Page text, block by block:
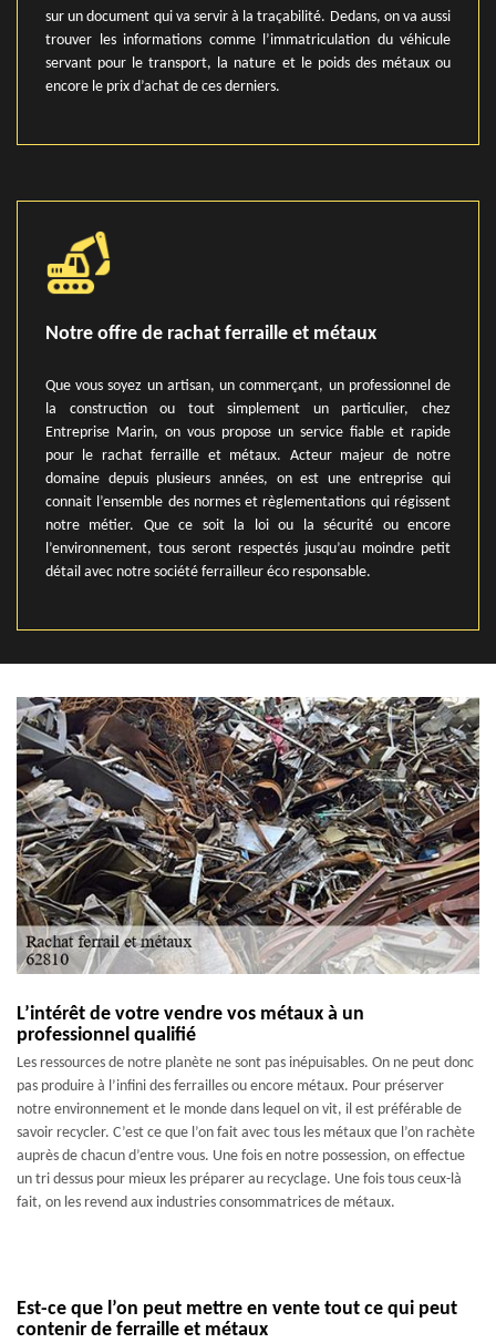
sur un document qui va servir à la traçabilité. Dedans, on va aussi
trouver les informations comme l’immatriculation du véhicule
servant pour le transport, la nature et le poids des métaux ou
encore le prix d’achat de ces derniers.
Notre offre de rachat ferraille et métaux
Que vous soyez un artisan, un commerçant, un professionnel de
la construction ou tout simplement un particulier, chez
Entreprise Marin, on vous propose un service fiable et rapide
pour le rachat ferraille et métaux. Acteur majeur de notre
domaine depuis plusieurs années, on est une entreprise qui
connait l’ensemble des normes et règlementations qui régissent
notre métier. Que ce soit la loi ou la sécurité ou encore
l’environnement, tous seront respectés jusqu’au moindre petit
détail avec notre société ferrailleur éco responsable.
L’intérêt de votre vendre vos métaux à un
professionnel qualifié
Les ressources de notre planète ne sont pas inépuisables. On ne peut donc
pas produire à l’infini des ferrailles ou encore métaux. Pour préserver
notre environnement et le monde dans lequel on vit, il est préférable de
savoir recycler. C’est ce que l’on fait avec tous les métaux que l’on rachète
auprès de chacun d’entre vous. Une fois en notre possession, on effectue
un tri dessus pour mieux les préparer au recyclage. Une fois tous ceux-là
fait, on les revend aux industries consommatrices de métaux.
Est-ce que l’on peut mettre en vente tout ce qui peut
contenir de ferraille et métaux